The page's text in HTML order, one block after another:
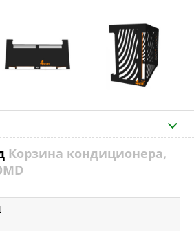
Корзина кондиционера,